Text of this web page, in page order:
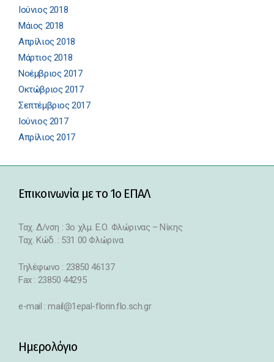
Ιούνιος 2018
Μάιος 2018
Απρίλιος 2018
Μάρτιος 2018
Νοέμβριος 2017
Οκτώβριος 2017
Σεπτέμβριος 2017
Ιούνιος 2017
Απρίλιος 2017
Επικοινωνία με το 1ο ΕΠΑΛ
Ταχ. Δ/νση : 3o χλμ. Ε.Ο. Φλώρινας – Νίκης
Ταχ. Κώδ. : 531 00 Φλώρινα
Τηλέφωνο : 23850 46137
Fax : 23850 44295
e-mail : mail@1epal-florin.flo.sch.gr
Ημερολόγιο